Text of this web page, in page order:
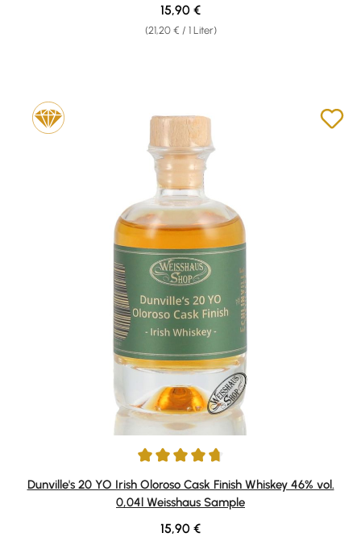
(21,20 € / 1 Liter)
Regulärer Preis:
15,90 €
Durchschnittliche Bewertung von 4.8 von 5 Sternen
Dunville's 20 YO Irish Oloroso Cask Finish Whiskey 46% vol.
0,04l Weisshaus Sample
Regulärer Preis:
15,90 €